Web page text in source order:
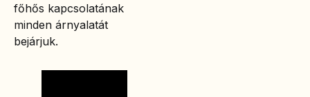
főhős kapcsolatának
minden árnyalatát
bejárjuk.